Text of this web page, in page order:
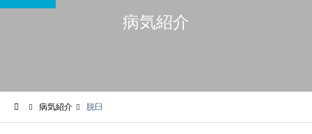
病気紹介
病気紹介 脱臼